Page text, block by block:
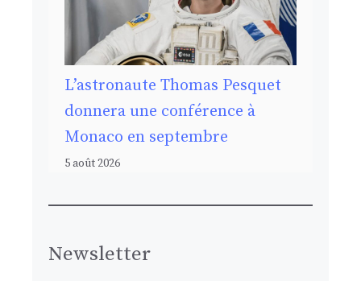
L’astronaute Thomas Pesquet
donnera une conférence à
Monaco en septembre
5 août 2026
Newsletter